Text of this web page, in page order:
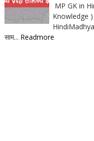
MP GK in
Knowledge
साम... Readmore